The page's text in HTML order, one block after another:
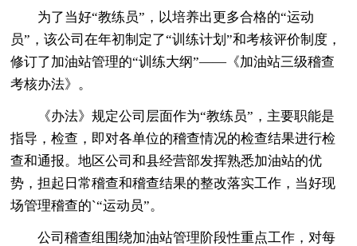
为了当好“教练员”，以培养出更多合格的“运动
员”，该公司在年初制定了“训练计划”和考核评价制度，
修订了加油站管理的“训练大纲”――《加油站三级稽查
考核办法》。
《办法》规定公司层面作为“教练员”，主要职能是
指导，检查，即对各单位的稽查情况的检查结果进行检
查和通报。地区公司和县经营部发挥熟悉加油站的优
势，担起日常稽查和稽查结果的整改落实工作，当好现
场管理稽查的`“运动员”。
公司稽查组围绕加油站管理阶段性重点工作，对每